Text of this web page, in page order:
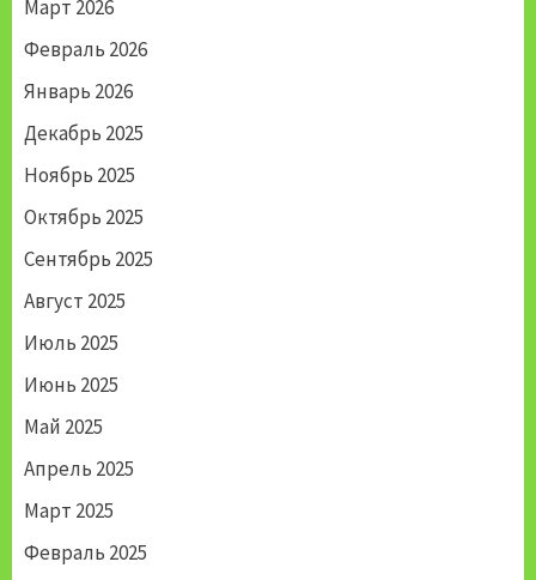
Март 2026
Февраль 2026
Январь 2026
Декабрь 2025
Ноябрь 2025
Октябрь 2025
Сентябрь 2025
Август 2025
Июль 2025
Июнь 2025
Май 2025
Апрель 2025
Март 2025
Февраль 2025